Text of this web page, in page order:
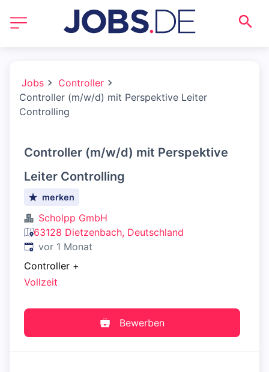
Jobs
Controller
Controller (m/w/d) mit Perspektive Leiter
Controlling
Controller (m/w/d) mit Perspektive
Leiter Controlling
merken
Scholpp GmbH
63128 Dietzenbach, Deutschland
Veröffentlicht:
vor 1 Monat
Controller +
Vollzeit
Bewerben